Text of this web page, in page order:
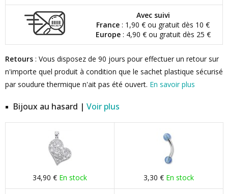
Avec suivi
France : 1,90 € ou gratuit dès 10 €
Europe: 4,90 € ou gratuit dès 25 €
Retours : Vous disposez de 90 jours pour effectuer un retour sur
n'importe quel produit à condition que le sachet plastique sécurisé
par soudure thermique n'ait pas été ouvert. En savoir plus
Bijoux au hasard | Voir plus
34,90 € En stock 3,30 € En stock